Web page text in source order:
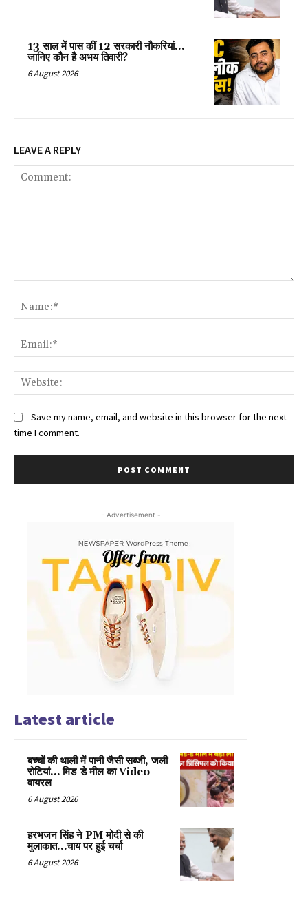
13 साल में पास कीं 12 सरकारी नौकरियां…
जान‍िए कौन है अभय तिवारी?
6 August 2026
LEAVE A REPLY
Save my name, email, and website in this browser for the next
time I comment.
- Advertisement -
Latest article
बच्चों की थाली में पानी जैसी सब्जी, जली
रोटियां… मिड-डे मील का Video
वायरल
6 August 2026
हरभजन सिंह ने PM मोदी से की
मुलाकात…चाय पर हुई चर्चा
6 August 2026